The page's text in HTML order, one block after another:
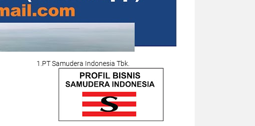
1.PT Samudera Indonesia Tbk.